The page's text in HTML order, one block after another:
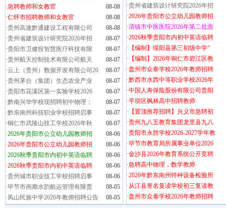
·急聘教师和女教官
08-08
·仁怀市招聘教师和女教官
08-08
·贵州高速黔通建设工程有限公司
08-08
·贵州省建筑设计研究院2026年招
08-07
·贵阳市卫健投智慧医疗科技有限
08-07
·贵州航天控制技术有限公司航天
08-07
·云上（贵州）数据开发有限公司20
08-07
·贵州茅台（集团）生态农业产业
08-07
·贵阳市花溪区第一实验学校2026
08-07
·黔南兴华学校现招聘初中物理；
08-07
·黔东南州科技职业学校招聘启事
08-07
·铜仁市武陵山技工学校2026年秋
08-07
·2026年贵阳市公立幼儿园教师招
08-06
·2026年贵阳市公立幼儿园教师招
08-06
·2026秋季贵阳市内初中英语临聘
08-06
·2026秋季贵阳市内初中英语临聘
08-06
·贵州城市职业技工学校招聘启事
08-06
·毕节市画廊水韵航运管理有限责
08-05
·凤山民族中学2026年教师招聘公告 08-05
·贵州省建筑设计研究院2026年招
·2026年贵阳市公立幼儿园教师招
·清镇市中医医院2026年第二批面
·2026秋季贵阳市内初中英语临聘
· 【编制】绥阳县第三初级中学“
· 【编制】2026年铜仁市碧江区教
·盘州市众泰学校2026年教师招聘
·黔西市水西中等职业学校2026年
·中国人寿保险股份有限公司贵阳
·平坝区枫林高中招聘教师
· 【置顶推荐招聘】兴义市急聘初
·贵州九八五教育集团龙里县九八
·贵阳市永胜学校2026-2027学年教
·毕节市教育局所属事业单位2026
·金沙县2026年教育系统公开竞聘
·急聘高中物理，数学教师
·2026年黔东南州特种设备检验所
·从江县誉名复读学校初三复读教
·盘州市众泰学校2026年教师招聘